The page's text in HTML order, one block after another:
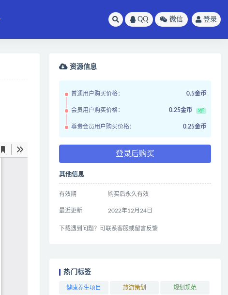
QQ 微信 登录
资源信息
普通用户购买价格： 0.5金币
会员用户购买价格： 0.25金币 5折
尊贵会员用户购买价格： 0.25金币
登录后购买
其他信息
有效期 购买后永久有效
最近更新 2022年12月24日
下载遇到问题？可联系客服或留言反馈
热门标签
健康养生项目 旅游策划 规划规范